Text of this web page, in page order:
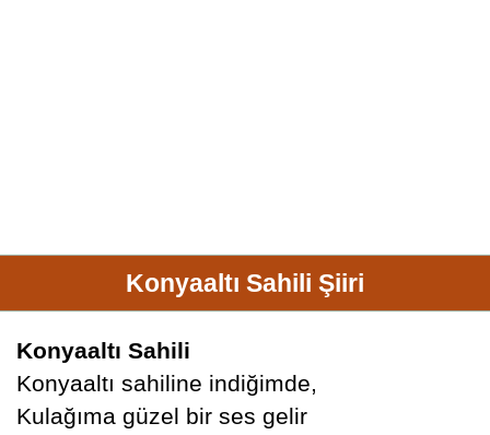
Konyaaltı Sahili Şiiri
Konyaaltı Sahili
Konyaaltı sahiline indiğimde,
Kulağıma güzel bir ses gelir